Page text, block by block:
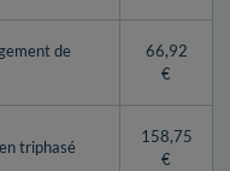
de
66,92
€
triphasé
158,75
€